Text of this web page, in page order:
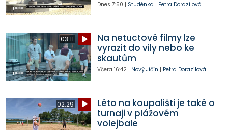
Dnes 7:50 | Studénka | Petra Dorazilová
03:11
Na netuctové filmy lze
vyrazit do vily nebo ke
skautům
Včera 16:42| Nový Jičín | Petra Dorazilová
02:29
Léto na koupališti je také o
turnaji v plážovém
volejbale